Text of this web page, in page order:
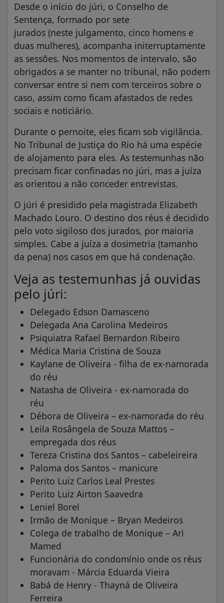
Desde o início do júri, o Conselho de
Sentença, formado por sete
jurados (neste julgamento, cinco homens e
duas mulheres), acompanha initerruptamente
as sessões. Nos momentos de intervalo, são
obrigados a se manter no tribunal, não podem
conversar entre si nem com terceiros sobre o
caso, assim como ficam afastados de redes
sociais e noticiário.
Durante o pernoite, eles ficam sob vigilância.
No Tribunal de Justiça do Rio há uma espécie
de alojamento para eles. As testemunhas não
precisam ficar confinadas no júri, mas a juíza
as orientou a não conceder entrevistas.
O júri é presidido pela magistrada Elizabeth
Machado Louro. O destino dos réus é decidido
pelo voto sigiloso dos jurados, por maioria
simples. Cabe a juíza a dosimetria (tamanho
da pena) nos casos em que há condenação.
Veja as testemunhas já ouvidas
pelo júri:
Delegado Edson Damasceno
Delegada Ana Carolina Medeiros
Psiquiatra Rafael Bernardon Ribeiro
Médica Maria Cristina de Souza
Kaylane de Oliveira - filha de ex-namorada
do réu
Natasha de Oliveira - ex-namorada do
réu
Débora de Oliveira – ex-namorada do réu
Leila Rosângela de Souza Mattos –
empregada dos réus
Tereza Cristina dos Santos – cabeleireira
Paloma dos Santos – manicure
Perito Luiz Carlos Leal Prestes
Perito Luiz Airton Saavedra
Leniel Borel
Irmão de Monique – Bryan Medeiros
Colega de trabalho de Monique – Ari
Mamed
Funcionária do condomínio onde os réus
moravam - Márcia Eduarda Vieira
Babá de Henry - Thayná de Oliveira
Ferreira